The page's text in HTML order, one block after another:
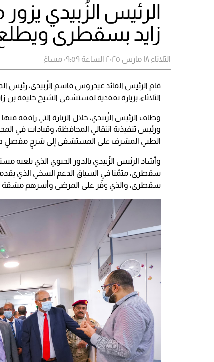
الرئيس الزُبيدي
زايد بسقطرى
الثلاثاء ١٨ مارس ٢٠٢٥ الساعة ٠٩:٥٩ مساءً
قام الرئيس القائد عيدروس قاسم الزُبيدي، رئيس
الثلاثاء، بزيارة تفقدية لمستشفى الشيخ خليفة
وطاف الرئيس الزُبيدي، خلال الزيارة التي رافقه
ورئيس تنفيذية انتقالي المحافظة، وقيادات في
الطبي المشرف على المستشفى إلى شرحٍ مفصلٍ حول
وأشاد الرئيس الزُبيدي بالدور الحيوي الذي يلعبه
سقطرى، مثمّنا في السياق الدعم السخي الذي
سقطرى، والذي وفّر على المرضى وأسرهم مشقة